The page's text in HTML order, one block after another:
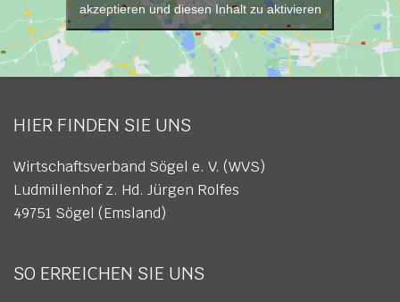
akzeptieren und diesen Inhalt zu aktivieren
HIER FINDEN SIE UNS
Wirtschaftsverband Sögel e. V. (WVS)
Ludmillenhof z. Hd. Jürgen Rolfes
49751 Sögel (Emsland)
SO ERREICHEN SIE UNS